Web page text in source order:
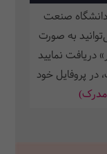
دانشگاه صنعت
به صورت
دریافت نمایید
در پروفایل خود
مدرک)